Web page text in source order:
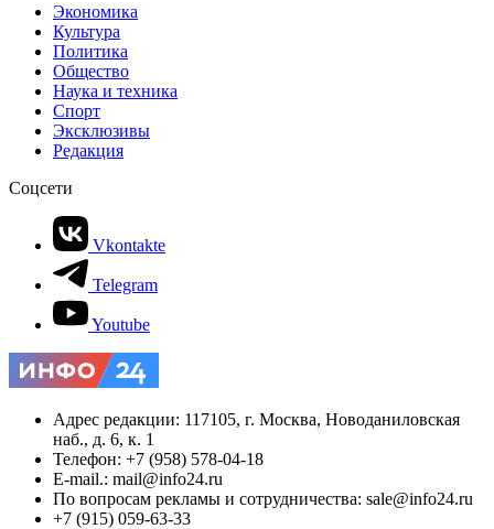
Экономика
Культура
Политика
Общество
Наука и техника
Спорт
Эксклюзивы
Редакция
Соцсети
Vkontakte
Telegram
Youtube
Адрес редакции: 117105, г. Москва, Новоданиловская
наб., д. 6, к. 1
Телефон: +7 (958) 578-04-18
E-mail.: mail@info24.ru
По вопросам рекламы и сотрудничества: sale@info24.ru
+7 (915) 059-63-33